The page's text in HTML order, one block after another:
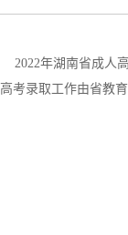
2022年湖南省成人
高考录取工作由省教